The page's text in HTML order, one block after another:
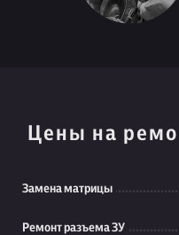
Цены на
Замена матрицы
Ремонт разъема ЗУ